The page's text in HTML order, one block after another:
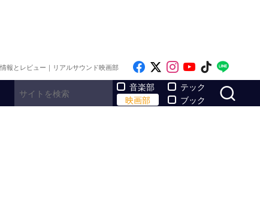
報とレビュー｜リアルサウンド映画部 Like on Facebook
Follow on x
Follow on
Follow on
Follow
音楽部
映画部
テック
ブック